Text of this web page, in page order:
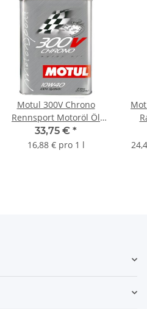
Motul 300V Chrono
Rennsport Motoröl Öl
10W40 - 2L 104243
33,75 € *
16,88 € pro 1 l